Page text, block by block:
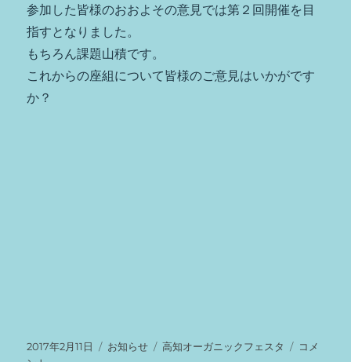
に
参加した皆様のおおよその意見では第２回開催を目
指すとなりました。
もちろん課題山積です。
これからの座組について皆様のご意見はいかがです
か？
投
2017年2月11日
カ
お知らせ
タ
高知オーガニックフェスタ
第
コメ